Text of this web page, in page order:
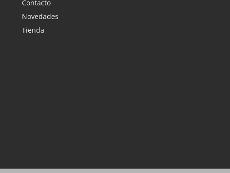
Contacto
Novedades
Tienda